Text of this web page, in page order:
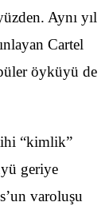
Aynı yıl
Cartel
öyküyü de
“kimlik”
geriye
varoluşu